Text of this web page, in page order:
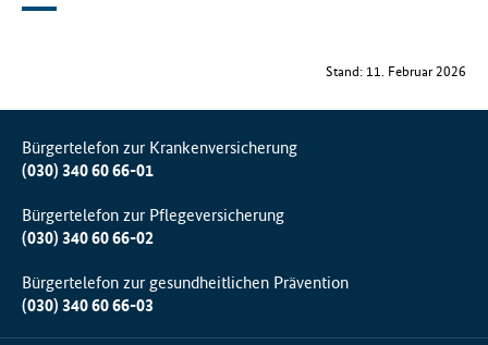
Stand: 11. Februar 2026
Bürgertelefon zur Krankenversicherung
(030) 340 60 66-01
Bürgertelefon zur Pflegeversicherung
(030) 340 60 66-02
Bürgertelefon zur gesundheitlichen Prävention
(030) 340 60 66-03